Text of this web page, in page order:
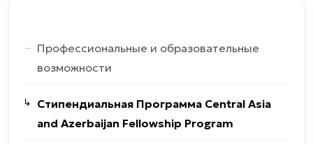
Профессиональные и образовательные
возможности
Стипендиальная Программа Central Asia
and Azerbaijan Fellowship Program